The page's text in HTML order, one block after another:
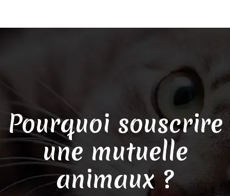
Pourquoi souscrire
une mutuelle
animaux ?